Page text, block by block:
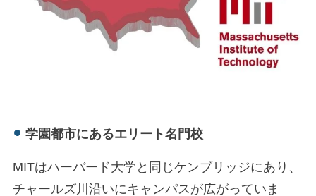
学園都市にあるエリート名門校
MITはハーバード大学と同じケンブリッジにあり、
チャールズ川沿いにキャンパスが広がっていま